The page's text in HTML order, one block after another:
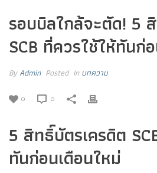
รอบบิลใกล้จะตัด! 5
SCB ที่ควรใช้ให้ทันก่
ByAdmin Posted Inบทความ
0 0
5 สิทธิ์บัตรเครดิต
ทันก่อนเดือนใหม่